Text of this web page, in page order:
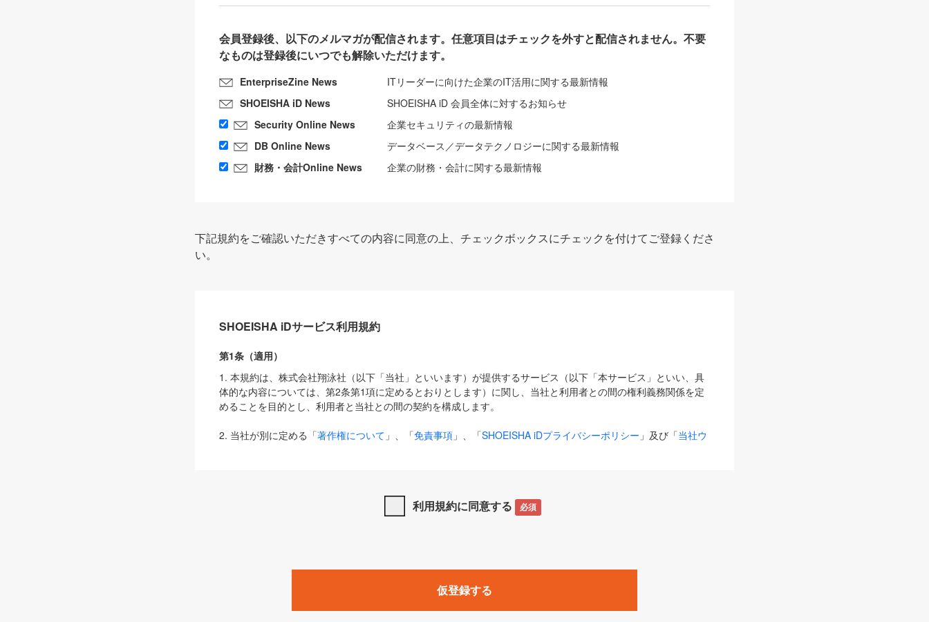
会員登録後、以下のメルマガが配信されます。任意項目はチェックを外すと配信されません。不要
なものは登録後にいつでも解除いただけます。
EnterpriseZine News
ITリーダーに向けた企業のIT活用に関する最新情報
SHOEISHA iD News
SHOEISHA iD 会員全体に対するお知らせ
Security Online News
企業セキュリティの最新情報
DB Online News
データベース／データテクノロジーに関する最新情報
財務・会計Online News
企業の財務・会計に関する最新情報
下記規約をご確認いただきすべての内容に同意の上、チェックボックスにチェックを付けてご登録くださ
い。
SHOEISHA iDサービス利用規約
第1条（適用）
1. 本規約は、株式会社翔泳社（以下「当社」といいます）が提供するサービス（以下「本サービス」といい、具
体的な内容については、第2条第1項に定めるとおりとします）に関し、当社と利用者との間の権利義務関係を定
めることを目的とし、利用者と当社との間の契約を構成します。
2. 当社が別に定める「著作権について 」、「免責事項 」、「SHOEISHA iDプライバシーポリシー 」及び「当社ウ
は、本規約の規定が優先して適用されるものとします。
1. 「本サービス」とは、当社が提供する以下のサービス（名称や内容が変更された場合、変更後のサービスを含
みます）及びこれらサービスに関連して当社が実施するイベントやキャンペーンをいいます。
「SEBook」「SEShop」「CodeZine」「MarkeZine」「EnterpriseZine」「ECzine」「Biz/Zine」「HRzine」
利用規約に同意する 必須
仮登録する